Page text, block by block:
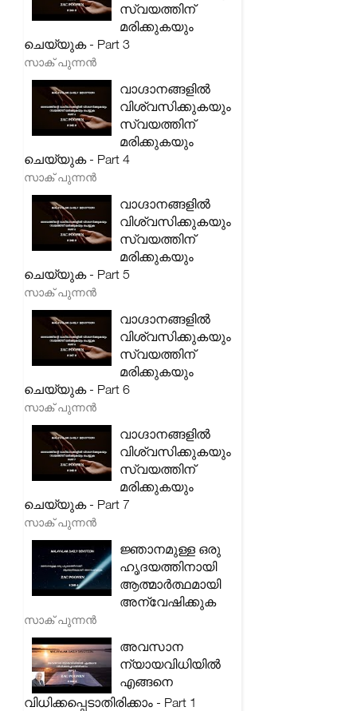
സ്വയത്തിന്
മരിക്കുകയും
ചെയ്യുക - Part 3
സാക് പുന്നൻ
വാഗ്ദാനങ്ങളിൽ
വിശ്വസിക്കുകയും
സ്വയത്തിന്
മരിക്കുകയും
ചെയ്യുക - Part 4
സാക് പുന്നൻ
വാഗ്ദാനങ്ങളിൽ
വിശ്വസിക്കുകയും
സ്വയത്തിന്
മരിക്കുകയും
ചെയ്യുക - Part 5
സാക് പുന്നൻ
വാഗ്ദാനങ്ങളിൽ
വിശ്വസിക്കുകയും
സ്വയത്തിന്
മരിക്കുകയും
ചെയ്യുക - Part 6
സാക് പുന്നൻ
വാഗ്ദാനങ്ങളിൽ
വിശ്വസിക്കുകയും
സ്വയത്തിന്
മരിക്കുകയും
ചെയ്യുക - Part 7
സാക് പുന്നൻ
ജ്ഞാനമുള്ള ഒരു
ഹൃദയത്തിനായി
ആത്മാർത്ഥമായി
അന്വേഷിക്കുക
സാക് പുന്നൻ
അവസാന
ന്യായവിധിയിൽ
എങ്ങനെ
വിധിക്കപ്പെടാതിരിക്കാം - Part 1